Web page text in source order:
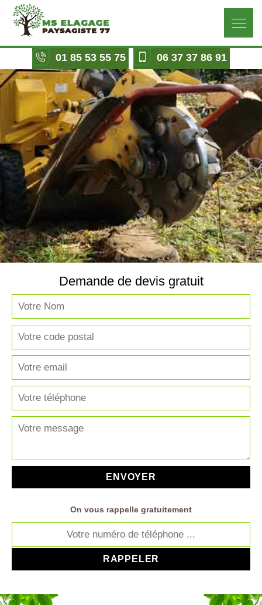
01 85 53 55 75 06 37 37 86 91
Demande de devis gratuit
On vous rappelle gratuitement